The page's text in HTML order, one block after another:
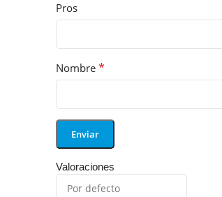
Valoraciones
Pros
Nombre *